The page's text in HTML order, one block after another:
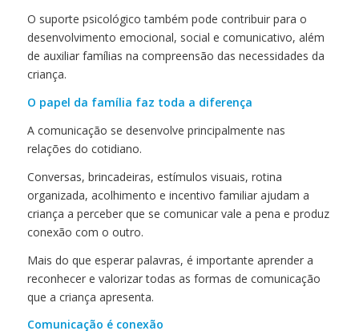
O suporte psicológico também pode contribuir para o
desenvolvimento emocional, social e comunicativo, além
de auxiliar famílias na compreensão das necessidades da
criança.
O papel da família faz toda a diferença
A comunicação se desenvolve principalmente nas
relações do cotidiano.
Conversas, brincadeiras, estímulos visuais, rotina
organizada, acolhimento e incentivo familiar ajudam a
criança a perceber que se comunicar vale a pena e produz
conexão com o outro.
Mais do que esperar palavras, é importante aprender a
reconhecer e valorizar todas as formas de comunicação
que a criança apresenta.
Comunicação é conexão